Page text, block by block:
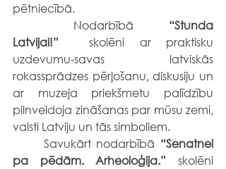
pētniecībā.
	Nodarbībā
“Stunda
Latvijai!” skolēni ar praktisku
uzdevumu-savas latviskās
rokassprādzes pērļošanu, diskusiju un
ar muzeja priekšmetu palīdzību
pilnveidoja zināšanas par mūsu zemi,
valsti Latviju un tās simboliem.
	Savukārt nodarbībā
“Senatnei
pa pēdām. Arheoloģija.” skolēni